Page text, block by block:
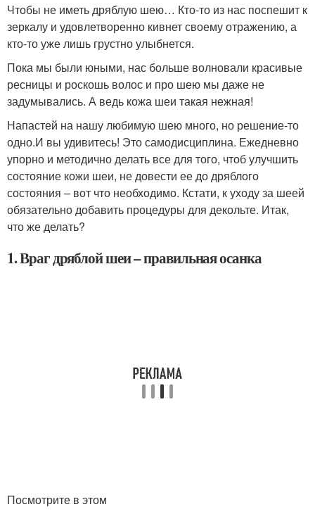
Чтобы не иметь дряблую шею… Кто-то из нас поспешит к
зеркалу и удовлетворенно кивнет своему отражению, а
кто-то уже лишь грустно улыбнется.
Пока мы были юными, нас больше волновали красивые
ресницы и роскошь волос и про шею мы даже не
задумывались. А ведь кожа шеи такая нежная!
Напастей на нашу любимую шею много, но решение-то
одно.И вы удивитесь! Это самодисциплина. Ежедневно
упорно и методично делать все для того, чтоб улучшить
состояние кожи шеи, не довести ее до дряблого
состояния – вот что необходимо. Кстати, к уходу за шеей
обязательно добавить процедуры для декольте. Итак,
что же делать?
1. Враг дряблой шеи – правильная осанка
Посмотрите в этом